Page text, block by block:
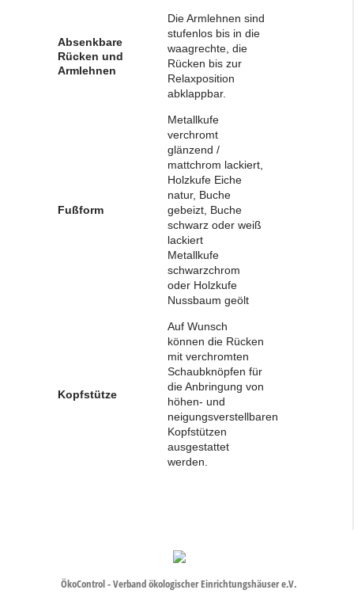
Absenkbare
Rücken und
Armlehnen
Die Armlehnen sind
stufenlos bis in die
waagrechte, die
Rücken bis zur
Relaxposition
abklappbar.
Fußform
Metallkufe
verchromt
glänzend /
mattchrom lackiert,
Holzkufe Eiche
natur, Buche
gebeizt, Buche
schwarz oder weiß
lackiert
Metallkufe
schwarzchrom
oder Holzkufe
Nussbaum geölt
Kopfstütze
Auf Wunsch
können die Rücken
mit verchromten
Schaubknöpfen für
die Anbringung von
höhen- und
neigungsverstellbaren
Kopfstützen
ausgestattet
werden.
ÖkoControl - Verband ökologischer Einrichtungshäuser e.V.